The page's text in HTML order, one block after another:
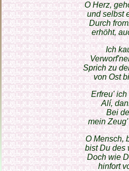
O Herz,
und selbst
Durch
erhöht,
Ich
Sprich zu
von Ost
Erfreu' ich
Alí,
Bei
mein
O Mensch,
bist Du des
Doch wie
hinfort